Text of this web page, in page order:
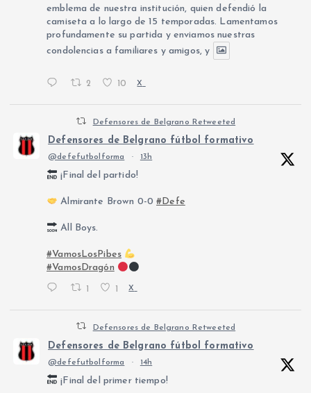
emblema de nuestra institución, quien defendió la
camiseta a lo largo de 15 temporadas. Lamentamos
profundamente su partida y enviamos nuestras
condolencias a familiares y amigos, y
2 10 X
Defensores de Belgrano Retweeted
Defensores de Belgrano fútbol formativo
@defefutbolforma · 13h
¡Final del partido!
Almirante Brown 0-0#Defe
All Boys.
#VamosLosPibes
#VamosDragón
1 1 X
Defensores de Belgrano Retweeted
Defensores de Belgrano fútbol formativo
@defefutbolforma · 14h
¡Final del primer tiempo!